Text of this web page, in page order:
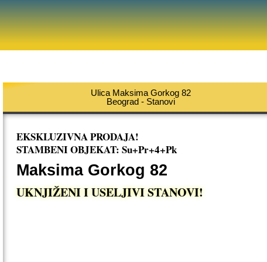
Ulica Maksima Gorkog 82
Beograd - Stanovi
EKSKLUZIVNA PRODAJA!
STAMBENI OBJEKAT: Su+Pr+4+Pk
Maksima Gorkog 82
UKNJIŽENI I USELJIVI STANOVI!